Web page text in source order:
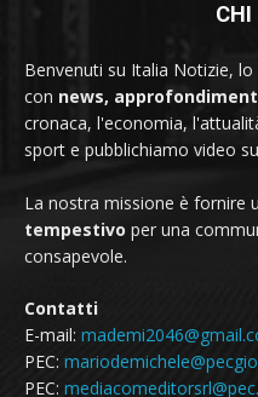
CHI
Benvenuti su Italia Notizie,
con news,
cronaca, l'economia,
sport e pubblichiamo video
La nostra missione è fornire
tempestivo per una
consapevole.
Contatti
E-mail:
PEC:
PEC: